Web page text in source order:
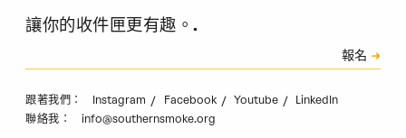
讓你的收件匣更有趣。.
驗證碼
報名
跟著我們： Instagram Facebook Youtube LinkedIn
聯絡我： info@southernsmoke.org